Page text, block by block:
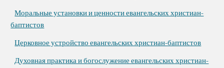
Моральные установки и ценности евангельских христиан-
баптистов
Церковное устройство евангельских христиан-баптистов
Духовная практика и богослужение евангельских христиан-